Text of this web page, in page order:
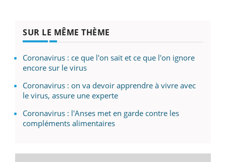
SUR LE MÊME THÈME
Coronavirus : ce que l'on sait et ce que l'on ignore
encore sur le virus
Coronavirus : on va devoir apprendre à vivre avec
le virus, assure une experte
Coronavirus : l'Anses met en garde contre les
compléments alimentaires